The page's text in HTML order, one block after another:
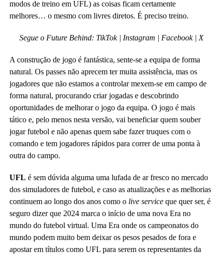
modos de treino em UFL) as coisas ficam certamente
melhores… o mesmo com livres diretos. É preciso treino.
Segue o Future Behind: TikTok | Instagram | Facebook | X
A construção de jogo é fantástica, sente-se a equipa de forma
natural. Os passes não aprecem ter muita assistência, mas os
jogadores que não estamos a controlar mexem-se em campo de
forma natural, procurando criar jogadas e descobrindo
oportunidades de melhorar o jogo da equipa. O jogo é mais
tático e, pelo menos nesta versão, vai beneficiar quem souber
jogar futebol e não apenas quem sabe fazer truques com o
comando e tem jogadores rápidos para correr de uma ponta à
outra do campo.
UFL é sem dúvida alguma uma lufada de ar fresco no mercado
dos simuladores de futebol, e caso as atualizações e as melhorias
continuem ao longo dos anos como o live service que quer ser, é
seguro dizer que 2024 marca o início de uma nova Era no
mundo do futebol virtual. Uma Era onde os campeonatos do
mundo podem muito bem deixar os pesos pesados de fora e
apostar em títulos como UFL para serem os representantes da